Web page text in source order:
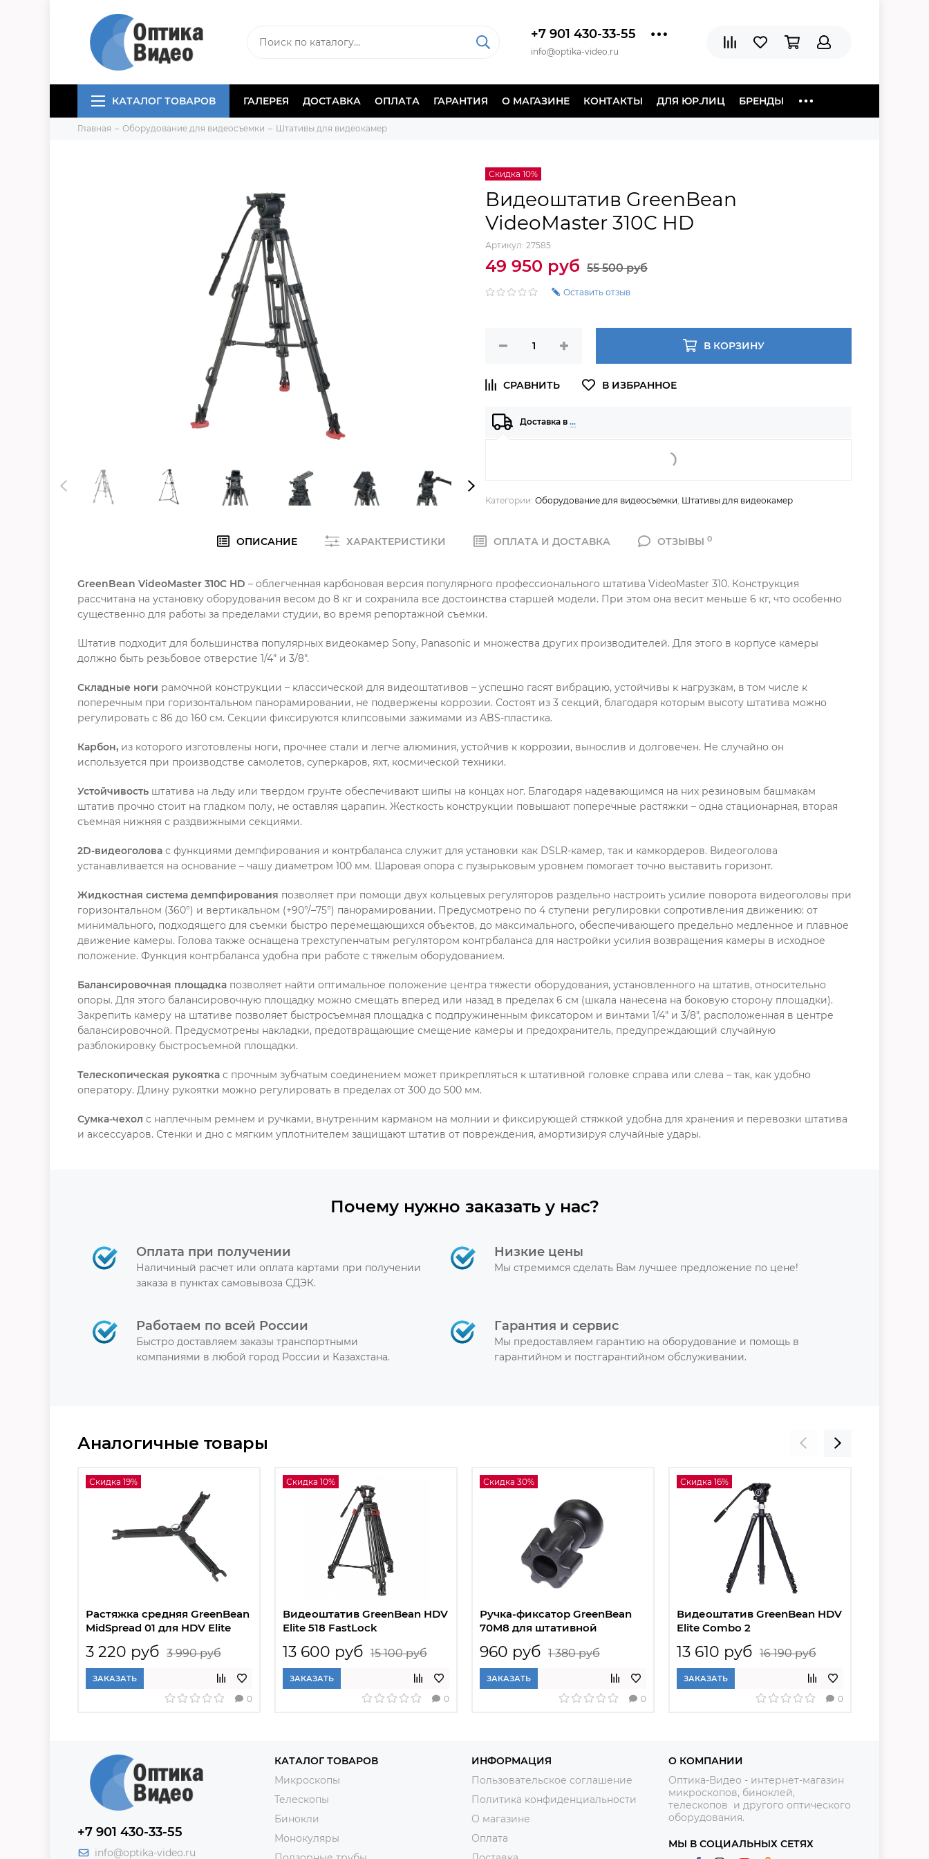
+7 901 430-33-55
info@optika-video.ru
КАТАЛОГ ТОВАРОВ ГАЛЕРЕЯ ДОСТАВКА ОПЛАТА ГАРАНТИЯ О МАГАЗИНЕ КОНТАКТЫ ДЛЯ ЮР.ЛИЦ БРЕНДЫ
Главная Оборудование для видеосъемки Штативы для видеокамер
Скидка 10%
Видеоштатив GreenBean
VideoMaster 310C HD
Артикул: 27585
49 950 руб 55 500 руб
Оставить отзыв
В КОРЗИНУ
Доставка в …
Категории: Оборудование для видеосъемки Штативы для видеокамер
ОПИСАНИЕ ХАРАКТЕРИСТИКИ ОПЛАТА И ДОСТАВКА ОТЗЫВЫ0
GreenBean VideoMaster 310C HD – облегченная карбоновая версия популярного профессионального штатива VideoMaster 310. Конструкция
рассчитана на установку оборудования весом до 8 кг и сохранила все достоинства старшей модели. При этом она весит меньше 6 кг, что особенно
существенно для работы за пределами студии, во время репортажной съемки.
Штатив подходит для большинства популярных видеокамер Sony, Panasonic и множества других производителей. Для этого в корпусе камеры
должно быть резьбовое отверстие 1/4” и 3/8".
Складные ноги рамочной конструкции – классической для видеоштативов – успешно гасят вибрацию, устойчивы к нагрузкам, в том числе к
поперечным при горизонтальном панорамировании, не подвержены коррозии. Состоят из 3 секций, благодаря которым высоту штатива можно
регулировать с 86 до 160 см. Секции фиксируются клипсовыми зажимами из ABS-пластика.
Карбон, из которого изготовлены ноги, прочнее стали и легче алюминия, устойчив к коррозии, вынослив и долговечен. Не случайно он
используется при производстве самолетов, суперкаров, яхт, космической техники.
Устойчивость штатива на льду или твердом грунте обеспечивают шипы на концах ног. Благодаря надевающимся на них резиновым башмакам
штатив прочно стоит на гладком полу, не оставляя царапин. Жесткость конструкции повышают поперечные растяжки – одна стационарная, вторая
съемная нижняя с раздвижными секциями.
2D-видеоголова с функциями демпфирования и контрбаланса служит для установки как DSLR-камер, так и камкордеров. Видеоголова
устанавливается на основание – чашу диаметром 100 мм. Шаровая опора с пузырьковым уровнем помогает точно выставить горизонт.
Жидкостная система демпфирования позволяет при помощи двух кольцевых регуляторов раздельно настроить усилие поворота видеоголовы при
горизонтальном (360°) и вертикальном (+90°/–75°) панорамировании. Предусмотрено по 4 ступени регулировки сопротивления движению: от
минимального, подходящего для съемки быстро перемещающихся объектов, до максимального, обеспечивающего предельно медленное и плавное
движение камеры. Голова также оснащена трехступенчатым регулятором контрбаланса для настройки усилия возвращения камеры в исходное
положение. Функция контрбаланса удобна при работе с тяжелым оборудованием.
Балансировочная площадка позволяет найти оптимальное положение центра тяжести оборудования, установленного на штатив, относительно
опоры. Для этого балансировочную площадку можно смещать вперед или назад в пределах 6 см (шкала нанесена на боковую сторону площадки).
Закрепить камеру на штативе позволяет быстросъемная площадка с подпружиненным фиксатором и винтами 1/4" и 3/8", расположенная в центре
балансировочной. Предусмотрены накладки, предотвращающие смещение камеры и предохранитель, предупреждающий случайную
разблокировку быстросъемной площадки.
Телескопическая рукоятка с прочным зубчатым соединением может прикрепляться к штативной головке справа или слева – так, как удобно
оператору. Длину рукоятки можно регулировать в пределах от 300 до 500 мм.
Сумка-чехол с наплечным ремнем и ручками, внутренним карманом на молнии и фиксирующей стяжкой удобна для хранения и перевозки штатива
и аксессуаров. Стенки и дно с мягким уплотнителем защищают штатив от повреждения, амортизируя случайные удары.
Почему нужно заказать у нас?
Оплата при получении
Наличиный расчет или оплата картами при получении
заказа в пунктах самовывоза СДЭК.
Низкие цены
Мы стремимся сделать Вам лучшее предложение по цене!
Работаем по всей России
Быстро доставляем заказы транспортными
компаниями в любой город России и Казахстана.
Гарантия и сервис
Мы предоставляем гарантию на оборудование и помощь в
гарантийном и постгарантийном обслуживании.
Аналогичные товары
Скидка 19%
Растяжка средняя GreenBean
MidSpread 01 для HDV Elite
3 220 руб 3 990 руб
ЗАКАЗАТЬ
0
Скидка 10%
Видеоштатив GreenBean HDV
Elite 518 FastLock
13 600 руб 15 100 руб
ЗАКАЗАТЬ
0
Скидка 30%
Ручка-фиксатор GreenBean
70M8 для штативной
960 руб 1 380 руб
ЗАКАЗАТЬ
0
Скидка 16%
Видеоштатив GreenBean HDV
Elite Combo 2
13 610 руб 16 190 руб
ЗАКАЗАТЬ
0
+7 901 430-33-55
info@optika-video.ru
КАТАЛОГ ТОВАРОВ
Микроскопы
Телескопы
Бинокли
Монокуляры
ИНФОРМАЦИЯ
Пользовательское соглашение
Политика конфиденциальности
О магазине
Оплата
О КОМПАНИИ
Оптика-Видео - интернет-магазин
микроскопов, биноклей,
телескопов и другого оптического
оборудования.
МЫ В СОЦИАЛЬНЫХ СЕТЯХ